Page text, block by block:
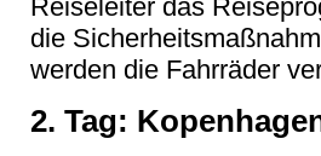
Reiseleiter das
die
werden die Fahrräder
2. Tag: